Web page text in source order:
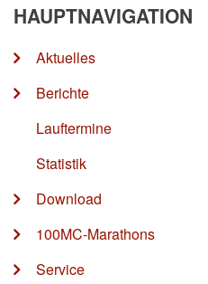
HAUPTNAVIGATION
Aktuelles
Berichte
Lauftermine
Statistik
Download
100MC-Marathons
Service